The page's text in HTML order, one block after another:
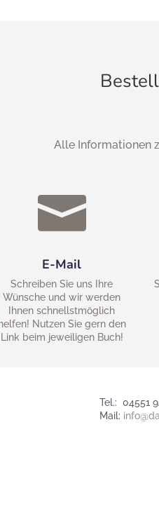
Alle Informationen

E-Mail
Schreiben Sie uns Ihre
Wünsche und wir werden
Ihnen schnellstmöglich
helfen! Nutzen Sie gern den
Link beim jeweiligen Buch!
Tel.: 04551
Mail: